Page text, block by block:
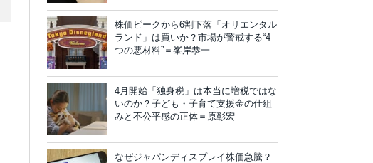
株価ピークから6割下落「オリエンタル
ランド」は買いか？市場が警戒する“4
つの悪材料”＝峯岸恭一
4月開始「独身税」は本当に増税ではな
いのか？子ども・子育て支援金の仕組
みと不公平感の正体＝原彰宏
なぜジャパンディスプレイ株価急騰？